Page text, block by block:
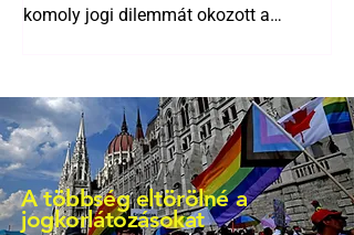
komoly jogi dilemmát okozott a
egyértelműen tiltja a házasságuk
elismerését. Közben az ellenzéken belül
is vita robbant ki arról, hogy vissza
kellene-e vonni a kormány konzervatív
alkotmánymódosítását
A többség eltörölné a
jogkorlátozásokat